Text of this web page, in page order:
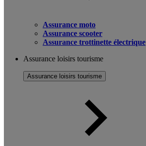
Assurance moto
Assurance scooter
Assurance trottinette électrique
Assurance loisirs tourisme
Assurance loisirs tourisme